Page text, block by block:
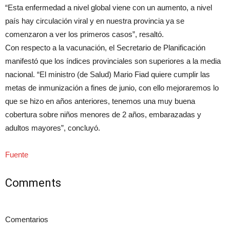
“Esta enfermedad a nivel global viene con un aumento, a nivel
país hay circulación viral y en nuestra provincia ya se
comenzaron a ver los primeros casos”, resaltó.
Con respecto a la vacunación, el Secretario de Planificación
manifestó que los índices provinciales son superiores a la media
nacional. “El ministro (de Salud) Mario Fiad quiere cumplir las
metas de inmunización a fines de junio, con ello mejoraremos lo
que se hizo en años anteriores, tenemos una muy buena
cobertura sobre niños menores de 2 años, embarazadas y
adultos mayores”, concluyó.
Fuente
Comments
Comentarios